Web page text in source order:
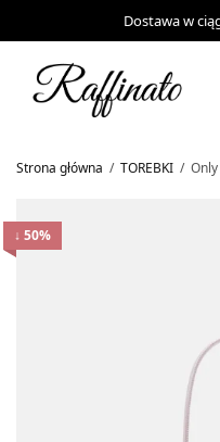
Dostawa w
Strona główna / TOREBKI /
↓ 50%